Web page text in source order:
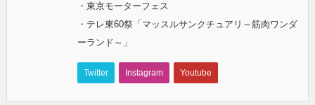
・東京モーターフェス
・テレ東60祭「マッスルサンクチュアリ～筋肉ワンダ
ーランド～」
Twitter Instagram Youtube